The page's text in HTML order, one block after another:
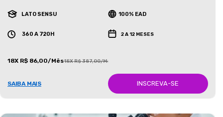
LATO SENSU 100% EAD
360 A 720H 2 A 12 MESES
18X R$ 86,00/Mês18X R$ 387,00/Mês
SAIBA MAIS INSCREVA-SE